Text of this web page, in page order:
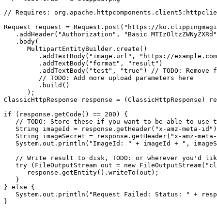
// Requires:
Request request = Request.post("https://
.addHeader("Authorization", "Basic
   .body(
      MultipartEntityBuilder.create()
.addTextBody("image.url", "https://
         .addTextBody("format", "result")
.addTextBody("test", "true") // TODO: Remove
         // TODO: Add more upload parameters here
         .build()
      );
ClassicHttpResponse response = (ClassicHttpResponse)
if (response.getCode() == 200) {
// TODO: Store these if you want to be able to use
String imageId = response.getHeader("x-amz-meta-
String imageSecret = response.getHeader("x-amz-
System.out.println("ImageId: " + imageId + ",
// Write result to disk, TODO: or wherever you'd
try (FileOutputStream out = new
      response.getEntity().writeTo(out);
   }
} else {
System.out.println("Request Failed: Status: " +